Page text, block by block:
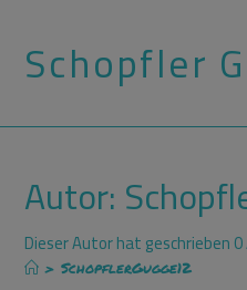
springen
Schopfler
Autor:
Dieser Autor hat geschrieben
> SchopflerGugge12